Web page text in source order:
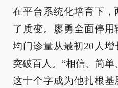
在平台系统化培育下
了质变。廖勇全面停用
均门诊量从最初20人
突破百人。“相信、简单
这十个字成为他扎根